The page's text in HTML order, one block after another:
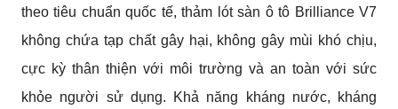
theo tiêu chuẩn quốc tế, thảm lót sàn ô tô Brilliance V7
không chứa tạp chất gây hại, không gây mùi khó chịu,
cực kỳ thân thiện với môi trường và an toàn với sức
khỏe người sử dụng. Khả năng kháng nước, kháng